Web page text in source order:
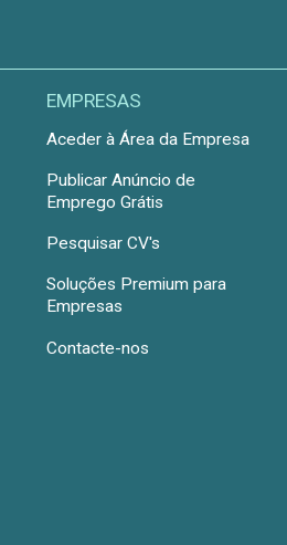
EMPRESAS
Aceder à Área da Empresa
Publicar Anúncio de
Emprego Grátis
Pesquisar CV's
Soluções Premium para
Empresas
Contacte-nos